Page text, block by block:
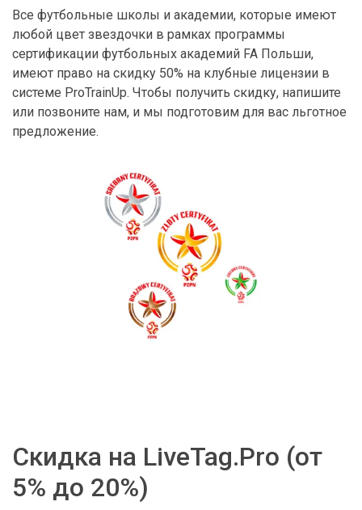
Все футбольные школы и академии, которые имеют
любой цвет звездочки в рамках программы
сертификации футбольных академий FA Польши,
имеют право на скидку 50% на клубные лицензии в
системе ProTrainUp. Чтобы получить скидку, напишите
или позвоните нам, и мы подготовим для вас льготное
предложение.
Скидка на LiveTag.Pro (от
5% до 20%)